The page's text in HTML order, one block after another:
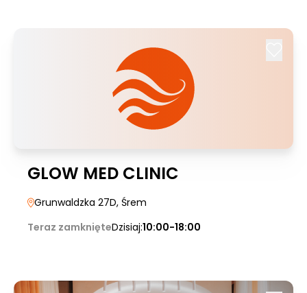
GLOW MED CLINIC
Grunwaldzka 27D, Śrem
Teraz zamknięteDzisiaj:10:00-18:00